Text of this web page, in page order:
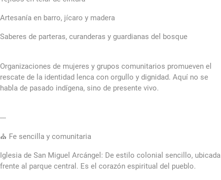
Artesanía en barro, jícaro y madera
Saberes de parteras, curanderas y guardianas del bosque
Organizaciones de mujeres y grupos comunitarios promueven el
rescate de la identidad lenca con orgullo y dignidad. Aquí no se
habla de pasado indígena, sino de presente vivo.
---
⛪ Fe sencilla y comunitaria
Iglesia de San Miguel Arcángel: De estilo colonial sencillo, ubicada
frente al parque central. Es el corazón espiritual del pueblo.